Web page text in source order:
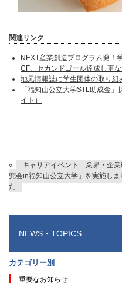
関連リンク
NEXT産業創造プログラム発！
CF、セカンドゴール達成し更
地元情報誌に学生団体の取り組
「福知山公立大学STL助成金
イト）
«
キャリアイベント「業界・企
究会in福知山公立大学」を実施しま
た
NEWS・TOPICS
カテゴリー別
重要なお知らせ